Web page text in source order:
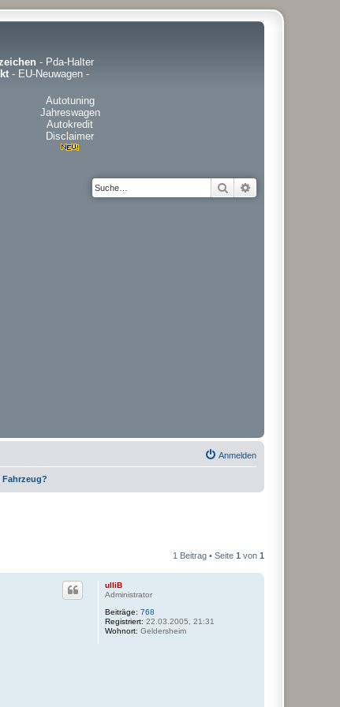
- Pda-Halter
- EU-Neuwagen -
Autotuning
Jahreswagen
Autokredit
Disclaimer
Suche
Anmelden
1 Beitrag • Seite 1 von 1
ulliB
Administrator
Beiträge: 768
Registriert: 22.03.2005, 21:31
Wohnort: Geldersheim